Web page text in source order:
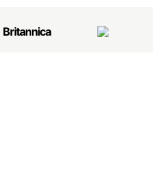
Britannica